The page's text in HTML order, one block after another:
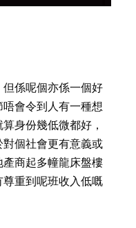
係呢個亦係一個好
會令到人有一種想
身份幾低微都好，
個社會更有意義或
商起多幢龍床盤樓
重到呢班收入低嘅